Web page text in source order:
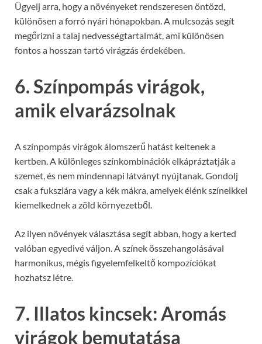
Ügyelj arra, hogy a növényeket rendszeresen öntözd,
különösen a forró nyári hónapokban. A mulcsozás segít
megőrizni a talaj nedvességtartalmát, ami különösen
fontos a hosszan tartó virágzás érdekében.
6. Színpompás virágok,
amik elvarázsolnak
A színpompás virágok álomszerű hatást keltenek a
kertben. A különleges színkombinációk elkápráztatják a
szemet, és nem mindennapi látványt nyújtanak. Gondolj
csak a fuksziára vagy a kék mákra, amelyek élénk színeikkel
kiemelkednek a zöld környezetből.
Az ilyen növények választása segít abban, hogy a kerted
valóban egyedivé váljon. A színek összehangolásával
harmonikus, mégis figyelemfelkeltő kompozíciókat
hozhatsz létre.
7. Illatos kincsek: Aromás
virágok bemutatása